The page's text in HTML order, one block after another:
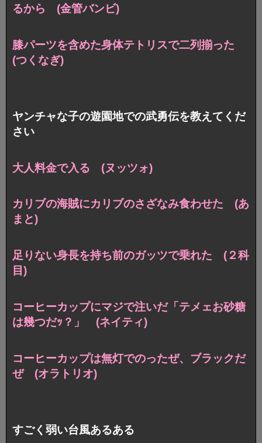
るから (金管バンビ)
膝パーツを含めた身体テトリスで二列揃った
(つくなぎ)
ヤンチャな子の遊園地での武勇伝を教えてくだ
さい
大人料金で入る (ヌッツォ)
カリブの海賊にカリブのさざなみ食わせた (あ
まと)
足りない身長を持ち前のガッツで乗れた (２科
目)
コーヒーカップにマジで注いだ「テメェお砂糖
は幾つだｯ？」 (ネイティ)
コーヒーカップは無灯でのったぜ、ブラックだ
ぜ (オラトリオ)
すごく弱い台風あるある